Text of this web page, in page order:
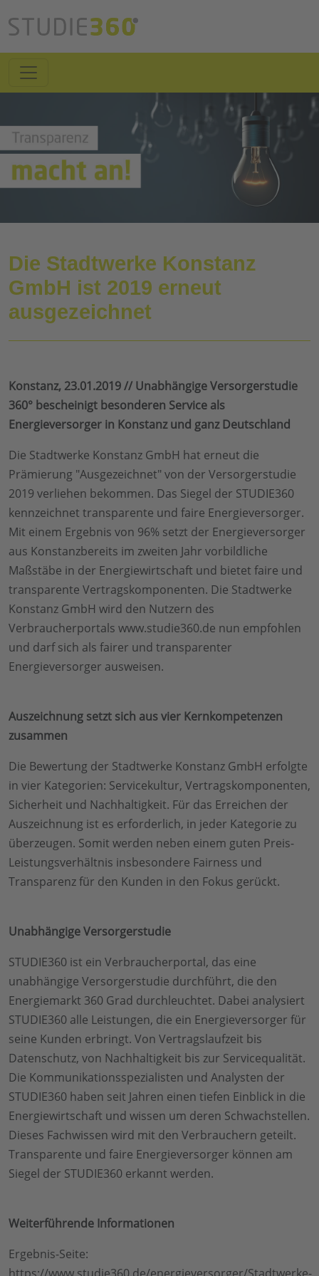
Die Stadtwerke Konstanz
GmbH ist 2019 erneut
ausgezeichnet
Konstanz, 23.01.2019 // Unabhängige Versorgerstudie
360° bescheinigt besonderen Service als
Energieversorger in Konstanz und ganz Deutschland
Die Stadtwerke Konstanz GmbH hat erneut die
Prämierung "Ausgezeichnet" von der Versorgerstudie
2019 verliehen bekommen. Das Siegel der STUDIE360
kennzeichnet transparente und faire Energieversorger.
Mit einem Ergebnis von 96% setzt der Energieversorger
aus Konstanzbereits im zweiten Jahr vorbildliche
Maßstäbe in der Energiewirtschaft und bietet faire und
transparente Vertragskomponenten. Die Stadtwerke
Konstanz GmbH wird den Nutzern des
Verbraucherportals www.studie360.de nun empfohlen
und darf sich als fairer und transparenter
Energieversorger ausweisen.
Auszeichnung setzt sich aus vier Kernkompetenzen
zusammen
Die Bewertung der Stadtwerke Konstanz GmbH erfolgte
in vier Kategorien: Servicekultur, Vertragskomponenten,
Sicherheit und Nachhaltigkeit. Für das Erreichen der
Auszeichnung ist es erforderlich, in jeder Kategorie zu
überzeugen. Somit werden neben einem guten Preis-
Leistungsverhältnis insbesondere Fairness und
Transparenz für den Kunden in den Fokus gerückt.
Unabhängige Versorgerstudie
STUDIE360 ist ein Verbraucherportal, das eine
unabhängige Versorgerstudie durchführt, die den
Energiemarkt 360 Grad durchleuchtet. Dabei analysiert
STUDIE360 alle Leistungen, die ein Energieversorger für
seine Kunden erbringt. Von Vertragslaufzeit bis
Datenschutz, von Nachhaltigkeit bis zur Servicequalität.
Die Kommunikationsspezialisten und Analysten der
STUDIE360 haben seit Jahren einen tiefen Einblick in die
Energiewirtschaft und wissen um deren Schwachstellen.
Dieses Fachwissen wird mit den Verbrauchern geteilt.
Transparente und faire Energieversorger können am
Siegel der STUDIE360 erkannt werden.
Weiterführende Informationen
Ergebnis-Seite:
https://www.studie360.de/energieversorger/Stadtwerke-